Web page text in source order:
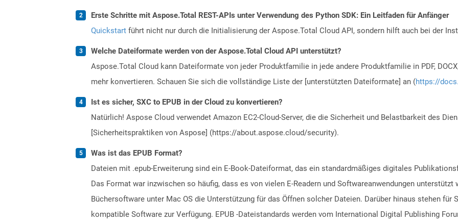
Erste Schritte mit Aspose.Total REST-APIs unter Verwendung des Python SDK: Ein Leitfaden für Anfänger
Quickstart führt nicht nur durch die Initialisierung der Aspose.Total Cloud API, sondern hilft auch bei der
Welche Dateiformate werden von der Aspose.Total Cloud API unterstützt?
Aspose.Total Cloud kann Dateiformate von jeder Produktfamilie in jede andere Produktfamilie in PDF, DOCX,
mehr konvertieren. Schauen Sie sich die vollständige Liste der [unterstützten Dateiformate] an (https://
Ist es sicher, SXC to EPUB in der Cloud zu konvertieren?
Natürlich! Aspose Cloud verwendet Amazon EC2-Cloud-Server, die die Sicherheit und Belastbarkeit des
[Sicherheitspraktiken von Aspose] (https://about.aspose.cloud/security).
Was ist das EPUB Format?
Dateien mit .epub-Erweiterung sind ein E-Book-Dateiformat, das ein standardmäßiges digitales
Das Format war inzwischen so häufig, dass es von vielen E-Readern und Softwareanwendungen
Büchersoftware unter Mac OS die Unterstützung für das Öffnen solcher Dateien. Darüber hinaus stehen für
kompatible Software zur Verfügung. EPUB -Dateistandards werden vom International Digital Publishing